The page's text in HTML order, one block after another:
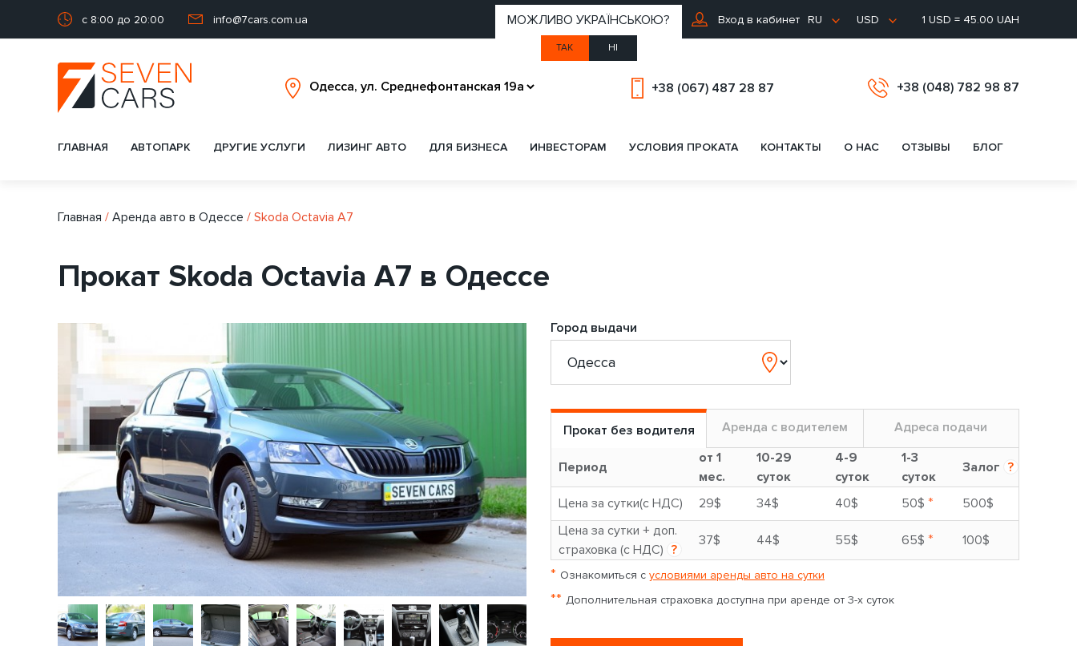
с 8:00 до 20:00 info@7cars.com.ua Вход в кабинет RU
МОЖЛИВО УКРАЇНСЬКОЮ?
ТАК НІ
USD 1 USD = 45.00 UAH
+38 (067) 487 28 87 +38 (048) 782 98 87
ГЛАВНАЯ АВТОПАРК ДРУГИЕ УСЛУГИ ЛИЗИНГ АВТО ДЛЯ БИЗНЕСА ИНВЕСТОРАМ УСЛОВИЯ ПРОКАТА КОНТАКТЫ О НАС ОТЗЫВЫ БЛОГ
Главная / Аренда авто в Одессе / Skoda Octavia A7
Прокат Skoda Octavia A7 в Одессе
Город выдачи
Прокат без водителя Аренда с водителем Адреса подачи
Период
от 1
мес.
10-29
суток
4-9
суток
1-3
суток
Залог ?
Цена за сутки(с НДС) 29$ 34$ 40$ 50$ *
500$
Цена за сутки + доп.
страховка (с НДС) ?
37$ 44$ 55$ 65$ * 100$
* Ознакомиться с условиями аренды авто на сутки
** Дополнительная страховка доступна при аренде от 3-х суток